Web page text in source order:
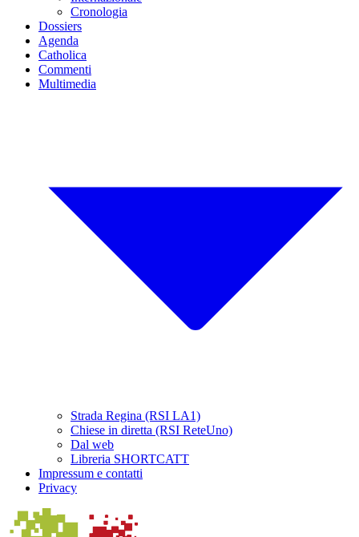
Cronologia
Dossiers
Agenda
Catholica
Commenti
Multimedia
Strada Regina (RSI LA1)
Chiese in diretta (RSI ReteUno)
Dal web
Libreria SHORTCATT
Impressum e contatti
Privacy